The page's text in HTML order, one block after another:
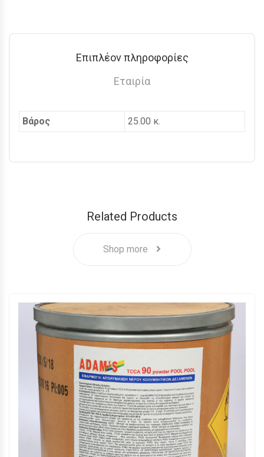
Επιπλέον πληροφορίες
Εταιρία
Βάρος 25.00 κ.
Related Products
Shop more